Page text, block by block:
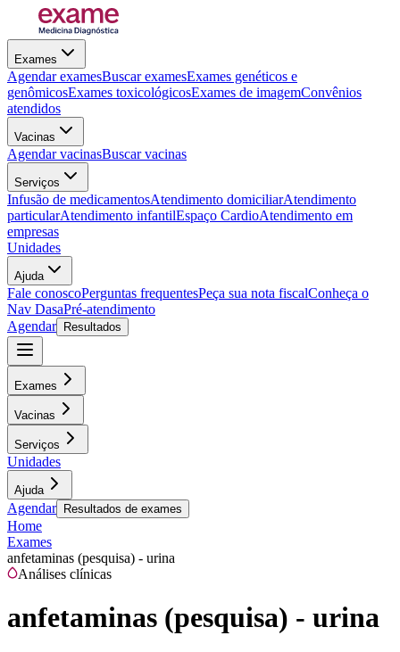
Exames
Agendar examesBuscar examesExames genéticos e
genômicosExames toxicológicosExames de imagemConvênios
atendidos
Vacinas
Agendar vacinasBuscar vacinas
Serviços
Infusão de medicamentosAtendimento domiciliarAtendimento
particularAtendimento infantilEspaço CardioAtendimento em
empresas
Unidades
Ajuda
Fale conoscoPerguntas frequentesPeça sua nota fiscalConheça o
Nav DasaPré-atendimento
Agendar
Resultados
Exames
Vacinas
Serviços
Unidades
Ajuda
Agendar Resultados de exames
Home
Exames
anfetaminas (pesquisa) - urina
Análises clínicas
anfetaminas (pesquisa) - urina